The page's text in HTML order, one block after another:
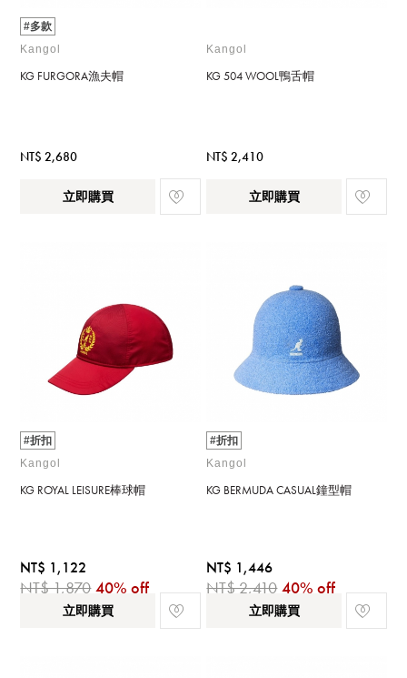
#多款
Kangol
KG FURGORA漁夫帽
NT$ 2,680
立即購買
Kangol
KG 504 WOOL鴨舌帽
NT$ 2,410
立即購買
#折扣
Kangol
KG ROYAL LEISURE棒球帽
NT$ 1,122
NT$ 1,870 40% off
立即購買
#折扣
Kangol
KG BERMUDA CASUAL鐘型帽
NT$ 1,446
NT$ 2,410 40% off
立即購買